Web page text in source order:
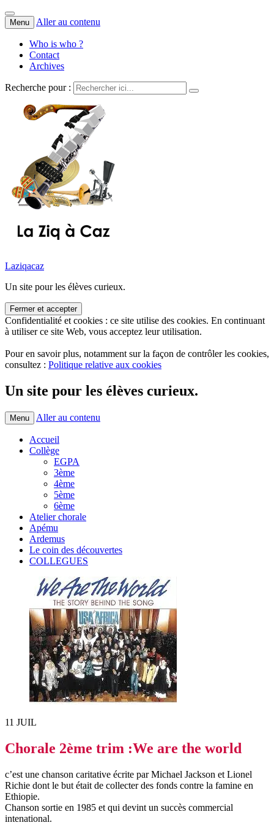
Menu Aller au contenu
Who is who ?
Contact
Archives
Recherche pour :
Laziqacaz
Un site pour les élèves curieux.
Confidentialité et cookies : ce site utilise des cookies. En continuant
à utiliser ce site Web, vous acceptez leur utilisation.
Pour en savoir plus, notamment sur la façon de contrôler les cookies,
consultez : Politique relative aux cookies
Un site pour les élèves curieux.
Menu Aller au contenu
Accueil
Collège
EGPA
3ème
4ème
5ème
6ème
Atelier chorale
Apému
Ardemus
Le coin des découvertes
COLLEGUES
11 JUIL
Chorale 2ème trim :We are the world
c’est une chanson caritative écrite par Michael Jackson et Lionel
Richie dont le but était de collecter des fonds contre la famine en
Ethiopie.
Chanson sortie en 1985 et qui devint un succès commercial
intenational.